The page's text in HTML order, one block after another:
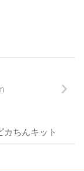
カちんキット